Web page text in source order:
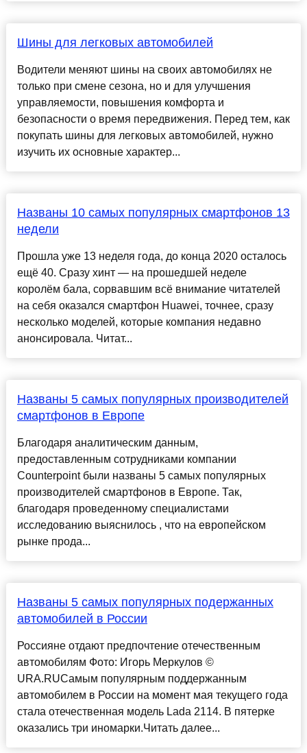
Шины для легковых автомобилей
Водители меняют шины на своих автомобилях не
только при смене сезона, но и для улучшения
управляемости, повышения комфорта и
безопасности о время передвижения. Перед тем, как
покупать шины для легковых автомобилей, нужно
изучить их основные характер...
Названы 10 самых популярных смартфонов 13
недели
Прошла уже 13 неделя года, до конца 2020 осталось
ещё 40. Сразу хинт — на прошедшей неделе
королём бала, сорвавшим всё внимание читателей
на себя оказался смартфон Huawei, точнее, сразу
несколько моделей, которые компания недавно
анонсировала. Читат...
Названы 5 самых популярных производителей
смартфонов в Европе
Благодаря аналитическим данным,
предоставленным сотрудниками компании
Counterpoint были названы 5 самых популярных
производителей смартфонов в Европе. Так,
благодаря проведенному специалистами
исследованию выяснилось , что на европейском
рынке прода...
Названы 5 самых популярных подержанных
автомобилей в России
Россияне отдают предпочтение отечественным
автомобилям Фото: Игорь Меркулов ©
URA.RUСамым популярным поддержанным
автомобилем в России на момент мая текущего года
стала отечественная модель Lada 2114. В пятерке
оказались три иномарки.Читать далее...